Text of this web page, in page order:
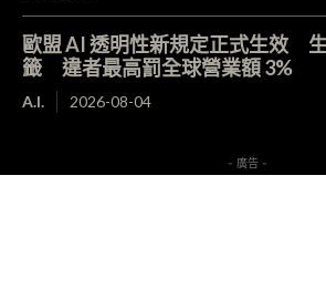
歐盟 AI 透明性新規定正式生效
籤 違者最高罰全球營業額 3%
A.I. 2026-08-04
- 廣告 -